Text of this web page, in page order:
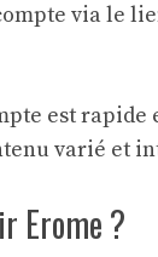
via le
est rapide
varié et
Erome ?